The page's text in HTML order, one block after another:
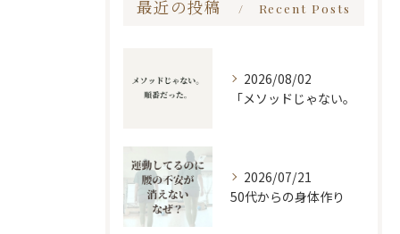
最近の投稿 Recent Posts
2026/08/02
「メソッドじゃない。
2026/07/21
50代からの身体作り